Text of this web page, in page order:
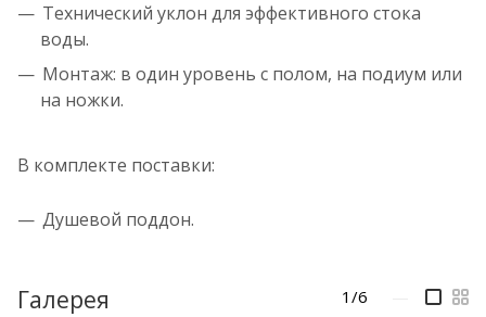
Технический уклон для эффективного стока
воды.
Монтаж: в один уровень с полом, на подиум или
на ножки.
В комплекте поставки:
Душевой поддон.
Галерея 1/6